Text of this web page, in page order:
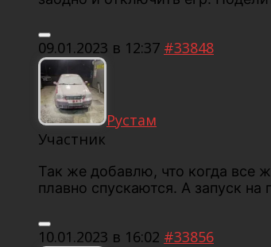
09.01.2023 в 12:37 #33848
Рустам
Участник
Так же добавлю, что когда все
плавно спускаются. А запуск на
10.01.2023 в 16:02 #33856